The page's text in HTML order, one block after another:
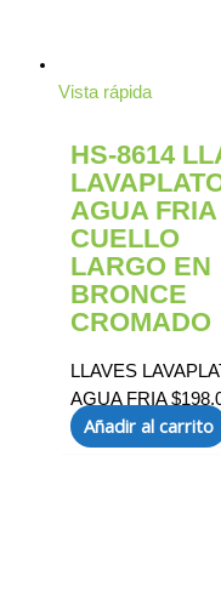
Vista rápida
HS-8614
AGUA FRIA
CUELLO
LARGO EN
BRONCE
CROMADO
LLAVES
AGUA FRIA$
Añadir al carrito